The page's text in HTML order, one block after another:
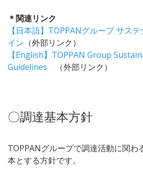
＊関連リンク
【日本語】TOPPANグループ サス
イン （外部リンク）
【English】TOPPAN Group
Guidelines （外部リンク）
〇調達基本方針
TOPPANグループで調達活動に関わ
本とする方針です。